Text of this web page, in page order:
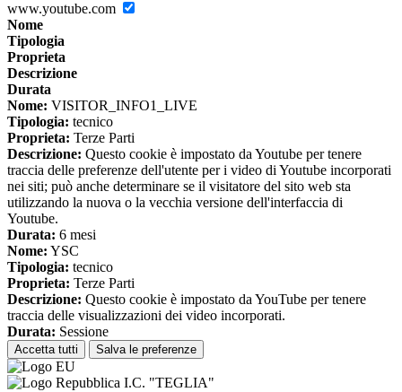
www.youtube.com
Nome
Tipologia
Proprieta
Descrizione
Durata
Nome: VISITOR_INFO1_LIVE
Tipologia: tecnico
Proprieta: Terze Parti
Descrizione: Questo cookie è impostato da Youtube per tenere
traccia delle preferenze dell'utente per i video di Youtube incorporati
nei siti; può anche determinare se il visitatore del sito web sta
utilizzando la nuova o la vecchia versione dell'interfaccia di
Youtube.
Durata: 6 mesi
Nome: YSC
Tipologia: tecnico
Proprieta: Terze Parti
Descrizione: Questo cookie è impostato da YouTube per tenere
traccia delle visualizzazioni dei video incorporati.
Durata: Sessione
Accetta tutti Salva le preferenze
I.C. "TEGLIA"